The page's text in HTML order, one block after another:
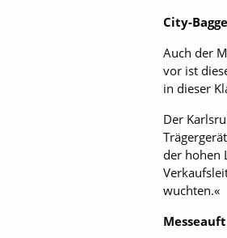
City-
Auch der
vor ist
in dieser
Der
der hohen
wuchten.«